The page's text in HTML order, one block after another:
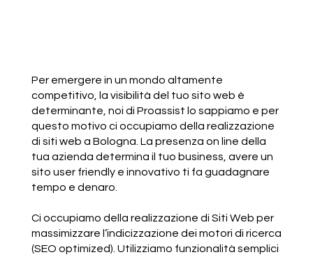
Per emergere in un mondo altamente
competitivo, la visibilità del tuo sito web è
determinante, noi di Proassist lo sappiamo e per
questo motivo ci occupiamo della realizzazione
di siti web a Bologna. La presenza on line della
tua azienda determina il tuo business, avere un
sito user friendly e innovativo ti fa guadagnare
tempo e denaro.
Ci occupiamo della realizzazione di Siti Web per
massimizzare l’indicizzazione dei motori di ricerca
(SEO optimized). Utilizziamo funzionalità semplici